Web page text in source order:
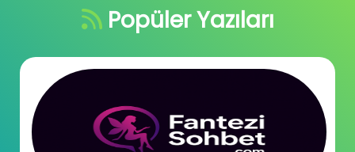
Popüler Yazıları